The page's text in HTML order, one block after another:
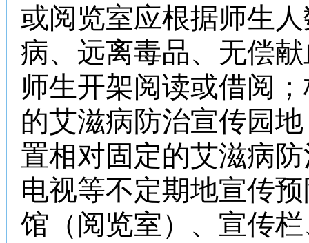
或阅览室应根据师生
病、远离毒品、无偿
师生开架阅读或借阅
的艾滋病防治宣传园
置相对固定的艾滋病
电视等不定期地宣传
馆（阅览室）、宣传